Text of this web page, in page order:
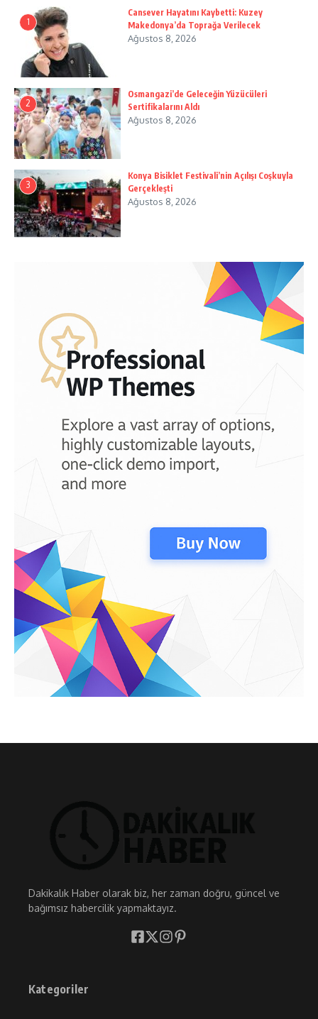
1
Cansever Hayatını Kaybetti: Kuzey
Makedonya’da Toprağa Verilecek
Ağustos 8, 2026
2
Osmangazi’de Geleceğin Yüzücüleri
Sertifikalarını Aldı
Ağustos 8, 2026
3
Konya Bisiklet Festivali’nin Açılışı Coşkuyla
Gerçekleşti
Ağustos 8, 2026
Dakikalık Haber olarak biz, her zaman doğru, güncel ve
bağımsız habercilik yapmaktayız.
Kategoriler